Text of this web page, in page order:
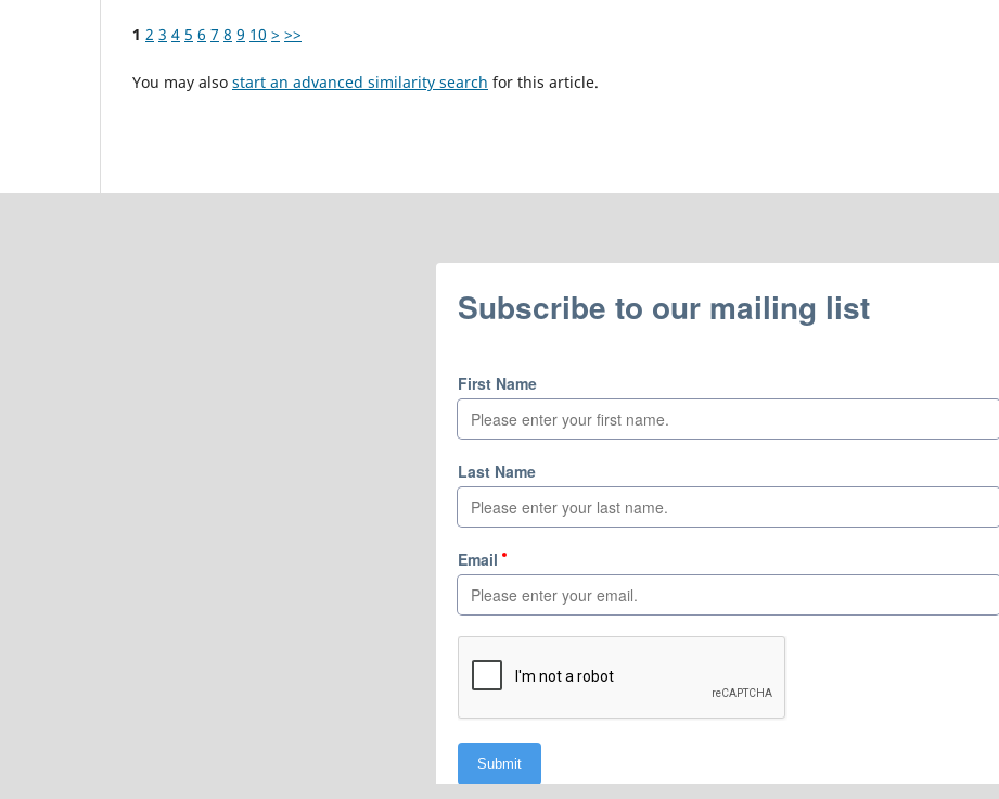
1 2 3 4 5 6 7 8 9 10 > >>
You may also start an advanced similarity search for this article.